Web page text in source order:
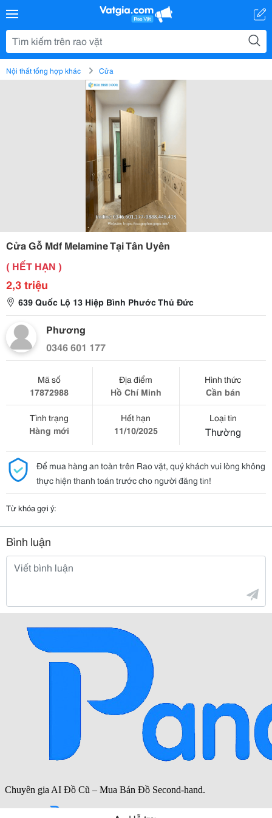
Nội thất tổng hợp khác Cửa
Cửa Gỗ Mdf Melamine Tại Tân Uyên
( HẾT HẠN )
2,3 triệu
639 Quốc Lộ 13 Hiệp Bình Phước Thủ Đức
Phương
0346 601 177
Mã số
17872988
Địa điểm
Hồ Chí Minh
Hình thức
Cần bán
Tình trạng
Hàng mới
Hết hạn
11/10/2025
Loại tin
Thường
Để mua hàng an toàn trên Rao vặt, quý khách vui lòng không
thực hiện thanh toán trước cho người đăng tin!
Từ khóa gợi ý:
Bình luận